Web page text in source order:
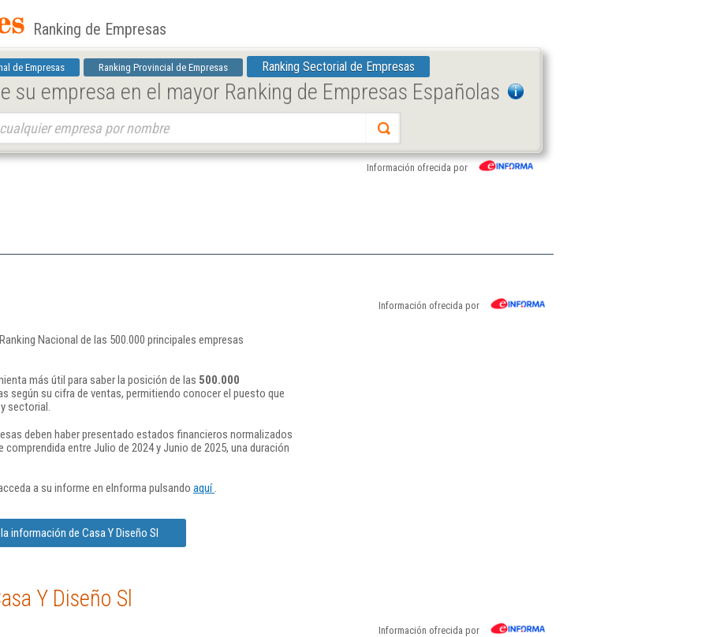
Ranking de Empresas
de Empresas Ranking Provincial de Empresas Ranking Sectorial de Empresas
su empresa en el mayor Ranking de Empresas Españolas
Información ofrecida por
Información ofrecida por
Nacional de las 500.000 principales empresas
más útil para saber la posición de las 500.000
según su cifra de ventas, permitiendo conocer el puesto que
sectorial.
deben haber presentado estados financieros normalizados
entre Julio de 2024 y Junio de 2025, una duración
a su informe en eInforma pulsando aquí.
información de Casa Y Diseño Sl
Y Diseño Sl
Información ofrecida por